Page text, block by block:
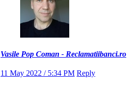
Vasile Pop Coman - Reclamatiibanci.ro
11 May 2022 / 5:34 PM Reply